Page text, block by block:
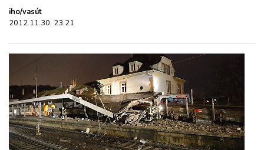
KÖZLEKEDÉSFEJLESZTÉS
ELLÁTÁSI LÁNC
ZÖLDÚT
iho/vasút
2012.11.30. 23:21